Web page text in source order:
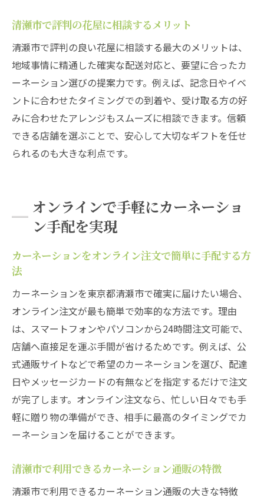
清瀬市で評判の花屋に相談するメリット
清瀬市で評判の良い花屋に相談する最大のメリットは、
地域事情に精通した確実な配送対応と、要望に合ったカ
ーネーション選びの提案力です。例えば、記念日やイベ
ントに合わせたタイミングでの到着や、受け取る方の好
みに合わせたアレンジもスムーズに相談できます。信頼
できる店舗を選ぶことで、安心して大切なギフトを任せ
られるのも大きな利点です。
オンラインで手軽にカーネーショ
ン手配を実現
カーネーションをオンライン注文で簡単に手配する方
法
カーネーションを東京都清瀬市で確実に届けたい場合、
オンライン注文が最も簡単で効率的な方法です。理由
は、スマートフォンやパソコンから24時間注文可能で、
店舗へ直接足を運ぶ手間が省けるためです。例えば、公
式通販サイトなどで希望のカーネーションを選び、配達
日やメッセージカードの有無などを指定するだけで注文
が完了します。オンライン注文なら、忙しい日々でも手
軽に贈り物の準備ができ、相手に最高のタイミングでカ
ーネーションを届けることができます。
清瀬市で利用できるカーネーション通販の特徴
清瀬市で利用できるカーネーション通販の大きな特徴